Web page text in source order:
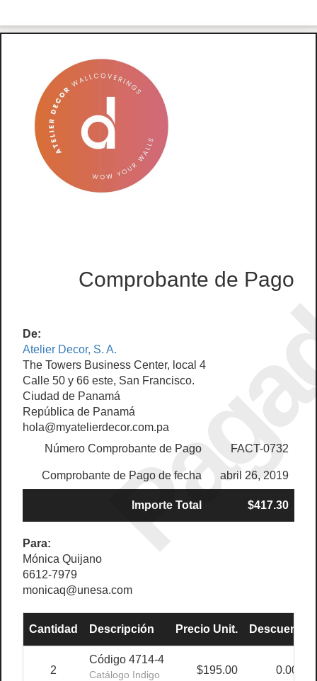
Comprobante de Pago
De:
Atelier Decor, S. A.
The Towers Business Center, local 4
Calle 50 y 66 este, San Francisco.
Ciudad de Panamá
República de Panamá
hola@myatelierdecor.com.pa
Número Comprobante de Pago
FACT-0732
Comprobante de Pago de fecha abril 26, 2019
Importe Total $417.30
Para:
Mónica Quijano
6612-7979
monicaq@unesa.com
Cantidad Descripción Precio Unit. Descuento
2
Código 4714-4
Catálogo Indigo $195.00 0.00%